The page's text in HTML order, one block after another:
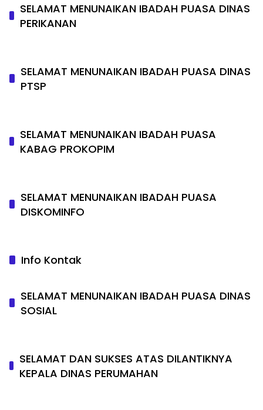
SELAMAT MENUNAIKAN IBADAH PUASA DINAS
PERIKANAN
SELAMAT MENUNAIKAN IBADAH PUASA DINAS
PTSP
SELAMAT MENUNAIKAN IBADAH PUASA
KABAG PROKOPIM
SELAMAT MENUNAIKAN IBADAH PUASA
DISKOMINFO
Info Kontak
SELAMAT MENUNAIKAN IBADAH PUASA DINAS
SOSIAL
SELAMAT DAN SUKSES ATAS DILANTIKNYA
KEPALA DINAS PERUMAHAN